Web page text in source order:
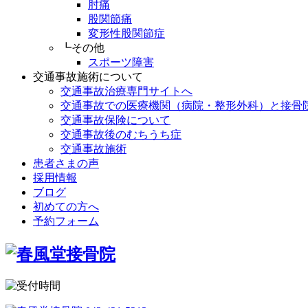
肘痛
股関節痛
変形性股関節症
┗その他
スポーツ障害
交通事故施術について
交通事故治療専門サイトへ
交通事故での医療機関（病院・整形外科）と接骨
交通事故保険について
交通事故後のむちうち症
交通事故施術
患者さまの声
採用情報
ブログ
初めての方へ
予約フォーム